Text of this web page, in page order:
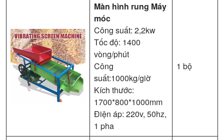
Màn hình rung Máy
móc
Công suất: 2,2kw
Tốc độ: 1400
vòng/phút
Công
suất:1000kg/giờ
Kích thước:
1700*800*1000mm
Điện áp: 220v, 50hz,
1 pha
1 bộ